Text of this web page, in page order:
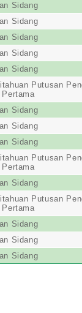
Sidang
Sidang
Sidang
Sidang
Sidang
Putusan
Sidang
Sidang
Sidang
Putusan
Sidang
Putusan
Sidang
Sidang
Sidang